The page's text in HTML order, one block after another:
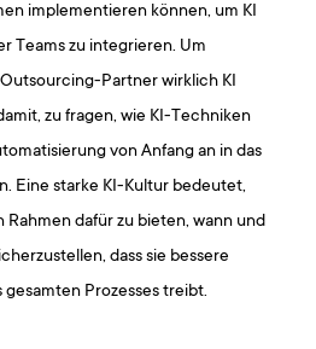
implementieren können, um KI
Teams zu integrieren. Um
Partner wirklich KI
zu fragen, wie KI-Techniken
von Anfang an in das
Eine starke KI-Kultur bedeutet,
dafür zu bieten, wann und
dass sie bessere
Prozesses treibt.